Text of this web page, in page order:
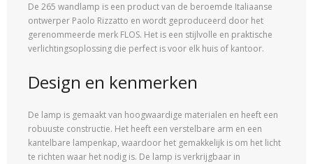
De 265 wandlamp is een product van de beroemde Italiaanse
ontwerper Paolo Rizzatto en wordt geproduceerd door het
gerenommeerde merk FLOS. Het is een stijlvolle en praktische
verlichtingsoplossing die perfect is voor elk huis of kantoor.
Design en kenmerken
De lamp is gemaakt van hoogwaardige materialen en heeft een
robuuste constructie. Het heeft een verstelbare arm en een
kantelbare lampenkap, waardoor het gemakkelijk is om het licht
te richten waar het nodig is. De lamp is verkrijgbaar in